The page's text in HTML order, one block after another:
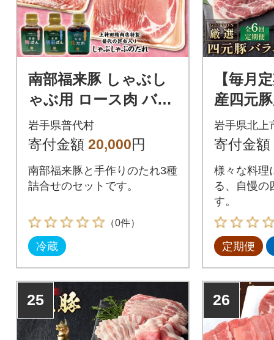
南部福来豚 しゃぶし
ゃぶ用 ロース肉 バラ
肉 各600g 合計1.2kg
たれセット
岩手県普代村
寄付金額 20,000円
南部福来豚と手作りのたれ3種
詰合せのセットです。
（0件）
冷蔵
【毎月
産四元
ロース
モモ ひ
岩手県北上
寄付金額
様々な料理
る、自慢の
す。
定期便
25 26